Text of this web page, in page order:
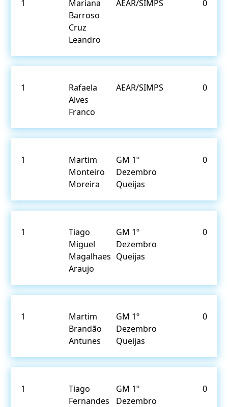
1
Mariana
Barroso
Cruz
Leandro
AEAR/SIMPS 0
1
Rafaela
Alves
Franco
AEAR/SIMPS 0
1
Martim
Monteiro
Moreira
GM 1º
Dezembro
Queijas
0
1
Tiago
Miguel
Magalhaes
Araujo
GM 1º
Dezembro
Queijas
0
1
Martim
Brandão
Antunes
GM 1º
Dezembro
Queijas
0
1
Tiago
Fernandes
GM 1º
Dezembro
0